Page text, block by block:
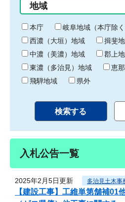
り
終
わ
り
地域
本庁
岐阜地域（本庁除く
西濃（大垣）地域
揖斐
中濃（美濃）地域
郡上
東濃（多治見）地域
恵
飛騨地域
県外
入札公告一覧
2025年2月5日更新 多治見土木事
【建設工事】工維単第舗補